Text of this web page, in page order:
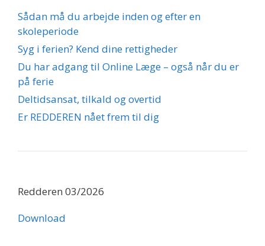
Sådan må du arbejde inden og efter en
skoleperiode
Syg i ferien? Kend dine rettigheder
Du har adgang til Online Læge – også når du er
på ferie
Deltidsansat, tilkald og overtid
Er REDDEREN nået frem til dig
Redderen 03/2026
Download